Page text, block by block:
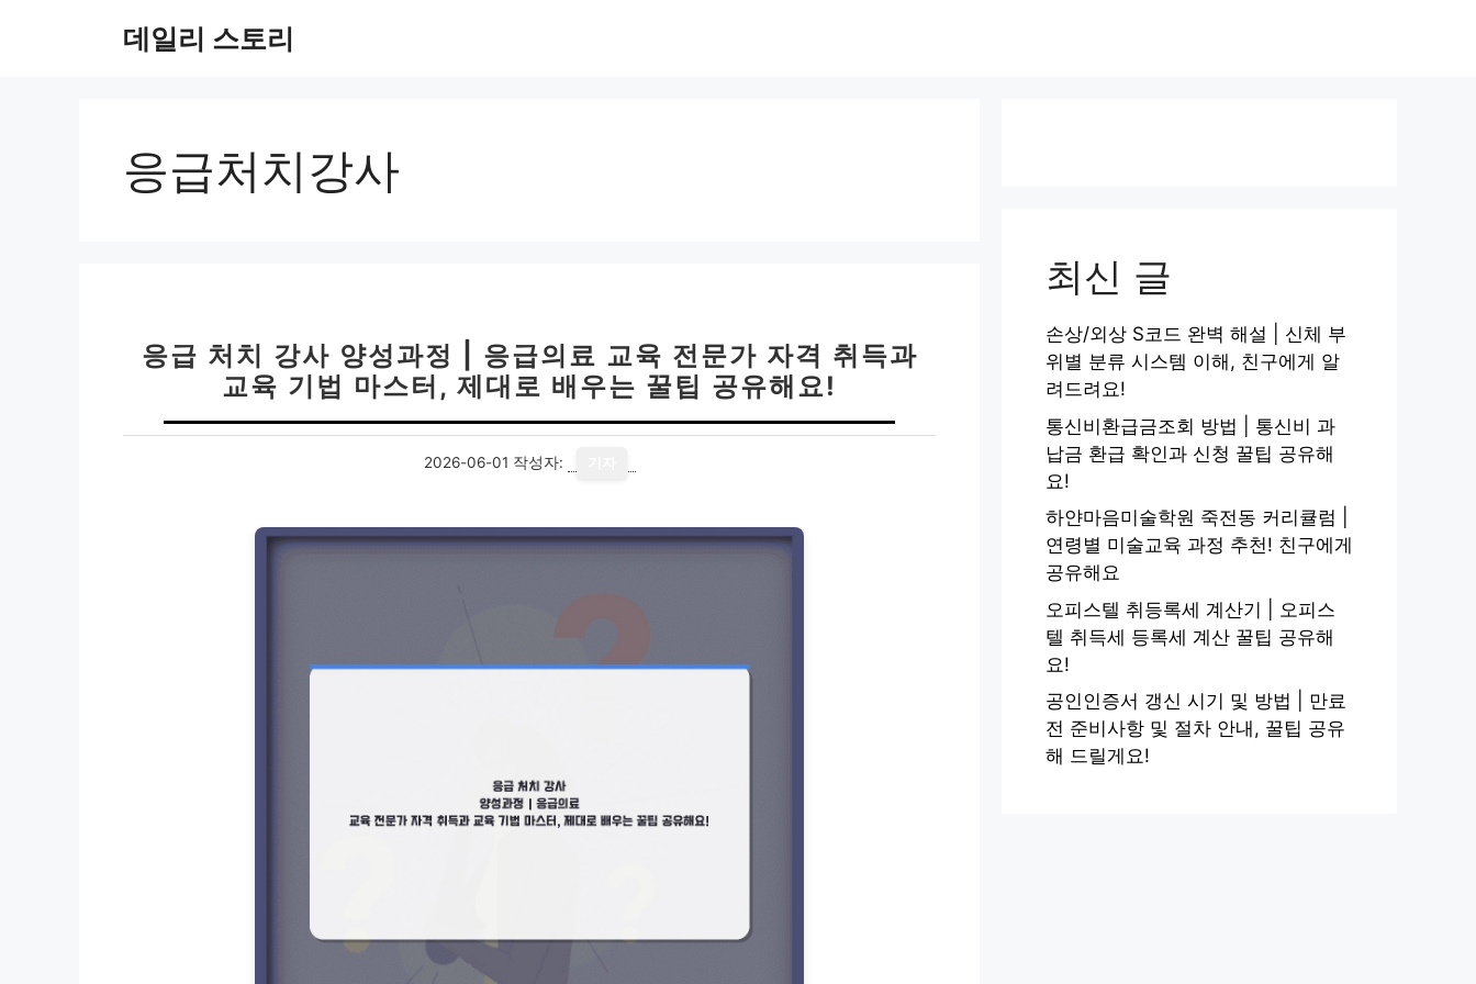
데일리 스토리
응급처치강사
응급 처치 강사 양성과정 | 응급의료 교육 전문가 자격 취득과
교육 기법 마스터, 제대로 배우는 꿀팁 공유해요!
2026-06-01 작성자:
최신 글
손상/외상 S코드 완벽 해설 | 신체 부
위별 분류 시스템 이해, 친구에게 알
려드려요!
통신비환급금조회 방법 | 통신비 과
납금 환급 확인과 신청 꿀팁 공유해
요!
하얀마음미술학원 죽전동 커리큘럼 |
연령별 미술교육 과정 추천! 친구에게
공유해요
오피스텔 취등록세 계산기 | 오피스
텔 취득세 등록세 계산 꿀팁 공유해
요!
공인인증서 갱신 시기 및 방법 | 만료
전 준비사항 및 절차 안내, 꿀팁 공유
해 드릴게요!